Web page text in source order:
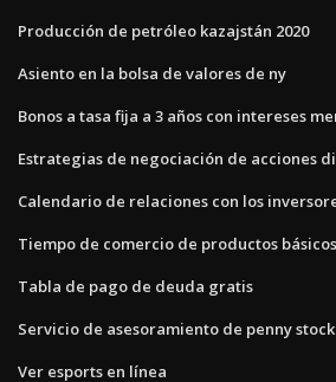
Producción de petróleo kazajstán 2020
Asiento en la bolsa de valores de ny
Bonos a tasa fija a 3 años con intereses
Estrategias de negociación de acciones
Calendario de relaciones con los
Tiempo de comercio de productos
Tabla de pago de deuda gratis
Servicio de asesoramiento de penny stock
Ver esports en línea